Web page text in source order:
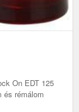
On EDT 125
és rémálom